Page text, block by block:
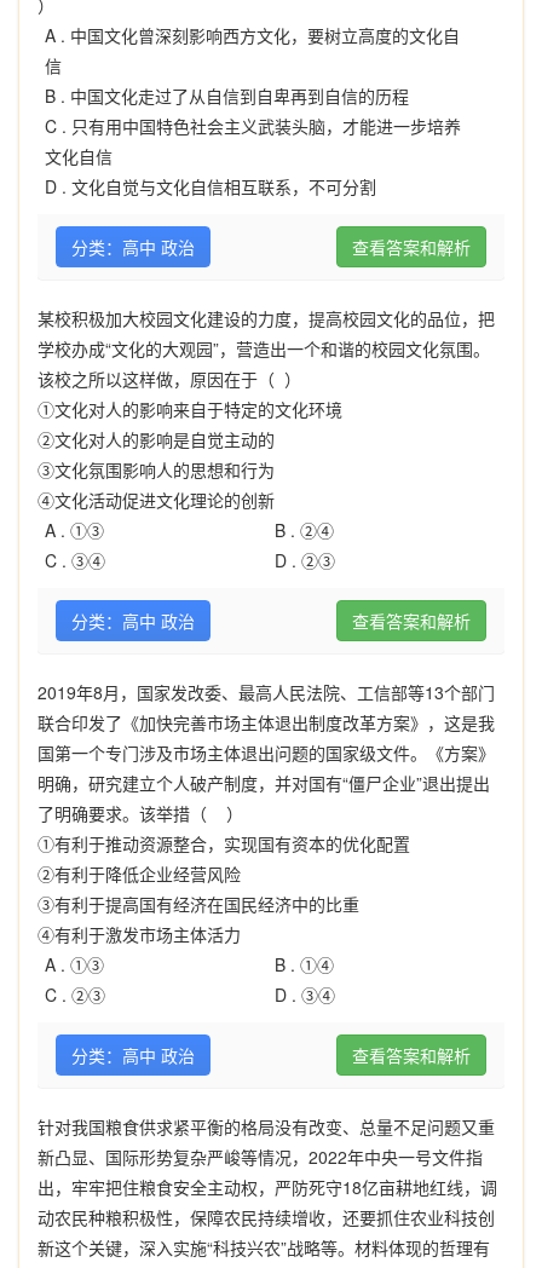
）
A . 中国文化曾深刻影响西方文化，要树立高度的文化自
信
B . 中国文化走过了从自信到自卑再到自信的历程
C . 只有用中国特色社会主义武装头脑，才能进一步培养
文化自信
D . 文化自觉与文化自信相互联系，不可分割
分类：高中 政治 查看答案和解析
某校积极加大校园文化建设的力度，提高校园文化的品位，把
学校办成“文化的大观园”，营造出一个和谐的校园文化氛围。
该校之所以这样做，原因在于（ ）
①文化对人的影响来自于特定的文化环境
②文化对人的影响是自觉主动的
③文化氛围影响人的思想和行为
④文化活动促进文化理论的创新
A . ①③ B . ②④
C . ③④ D . ②③
分类：高中 政治 查看答案和解析
2019年8月，国家发改委、最高人民法院、工信部等13个部门
联合印发了《加快完善市场主体退出制度改革方案》，这是我
国第一个专门涉及市场主体退出问题的国家级文件。《方案》
明确，研究建立个人破产制度，并对国有“僵尸企业”退出提出
了明确要求。该举措（ ）
①有利于推动资源整合，实现国有资本的优化配置
②有利于降低企业经营风险
③有利于提高国有经济在国民经济中的比重
④有利于激发市场主体活力
A . ①③ B . ①④
C . ②③ D . ③④
分类：高中 政治 查看答案和解析
针对我国粮食供求紧平衡的格局没有改变、总量不足问题又重
新凸显、国际形势复杂严峻等情况，2022年中央一号文件指
出，牢牢把住粮食安全主动权，严防死守18亿亩耕地红线，调
动农民种粮积极性，保障农民持续增收，还要抓住农业科技创
新这个关键，深入实施“科技兴农”战略等。材料体现的哲理有